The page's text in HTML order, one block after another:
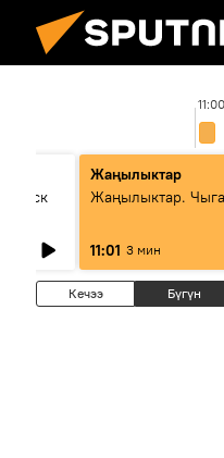
11:00
Жаңылыктар
Жаңылыктар.
11:01 3 мин
Кечээ Бүгүн